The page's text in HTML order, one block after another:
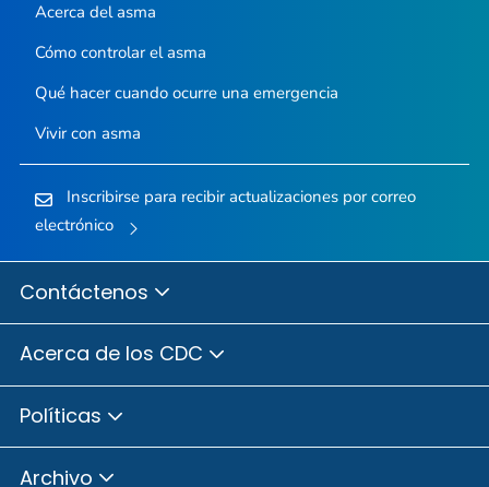
Acerca del asma
Cómo controlar el asma
Qué hacer cuando ocurre una emergencia
Vivir con asma
Inscribirse para recibir actualizaciones por correo
electrónico
Contáctenos
Acerca de los CDC
Políticas
Archivo